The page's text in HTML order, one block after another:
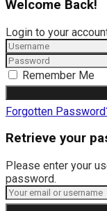
Welcome Back!
Login to your
Remember Me
Forgotten
Retrieve your
Please enter your
password.